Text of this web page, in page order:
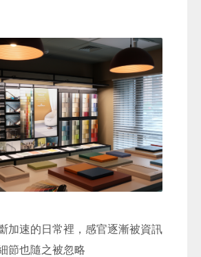
加速的日常裡，感官逐漸被資訊
節也隨之被忽略